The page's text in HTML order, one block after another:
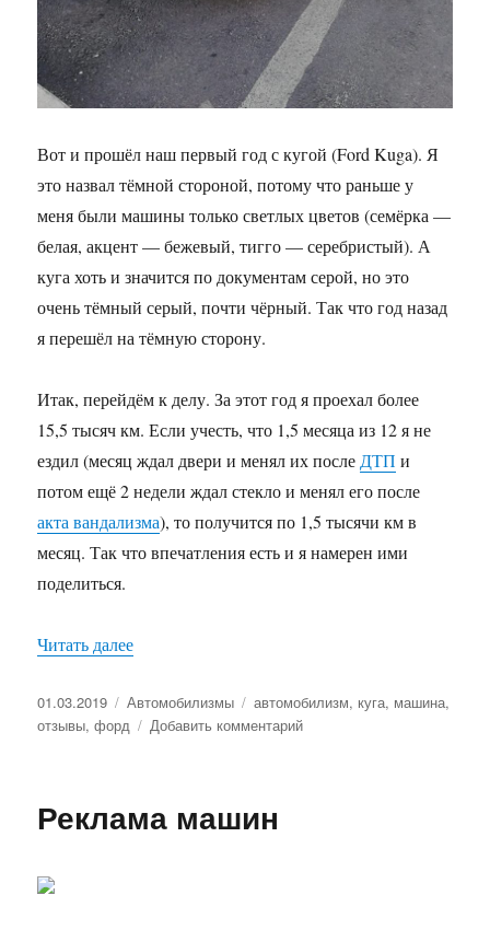
Вот и прошёл наш первый год с кугой (Ford Kuga). Я
это назвал тёмной стороной, потому что раньше у
меня были машины только светлых цветов (семёрка —
белая, акцент — бежевый, тигго — серебристый). А
куга хоть и значится по документам серой, но это
очень тёмный серый, почти чёрный. Так что год назад
я перешёл на тёмную сторону.
Итак, перейдём к делу. За этот год я проехал более
15,5 тысяч км. Если учесть, что 1,5 месяца из 12 я не
ездил (месяц ждал двери и менял их послеДТП и
потом ещё 2 недели ждал стекло и менял его после
акта вандализма), то получится по 1,5 тысячи км в
месяц. Так что впечатления есть и я намерен ими
поделиться.
Читать далее
Опубликовано
01.03.2019 Рубрики
Автомобилизмы Метки
автомобилизм, куга, машина,
отзывы,форд Добавить комментарий
Реклама машин